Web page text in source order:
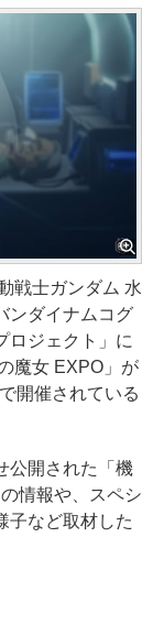
戦士ガンダム 水
ンダイナムコグ
ロジェクト」に
魔女 EXPO」が
開催されている
公開された「機
情報や、スペシ
子など取材した